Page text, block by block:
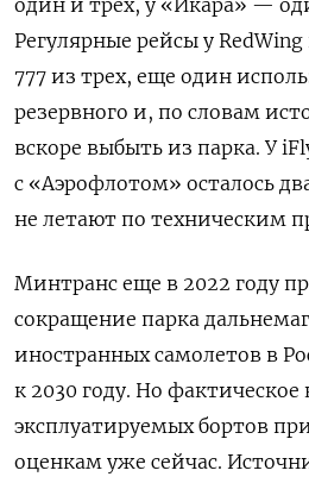
Регулярные рейсы у
777 из трех, еще один
резервного и, по словам
вскоре выбыть из парка. У
с «Аэрофлотом» осталось
не летают по техническим
Минтранс еще в 2022 году
сокращение парка
иностранных самолетов в
к 2030 году. Но фактическое
эксплуатируемых бортов
оценкам уже сейчас.